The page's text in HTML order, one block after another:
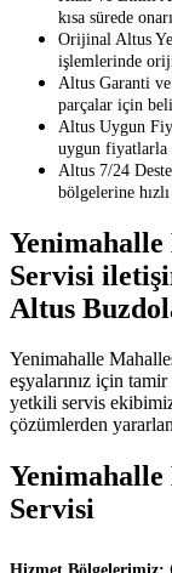
kısa sürede
Orijinal Altus
işlemlerinde
Altus Garanti
parçalar için
Altus Uygun
uygun fiyatlarla
Altus 7/24
bölgelerine
Yenimahalle
Servisi
Altus
Yenimahalle
eşyalarınız için
yetkili servis
çözümlerden
Servisi